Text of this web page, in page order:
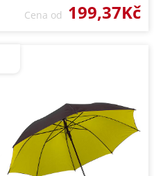
Cena od 199,37Kč